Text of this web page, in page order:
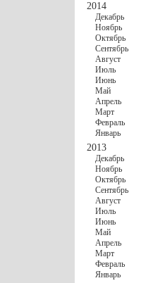
2014
Декабрь
Ноябрь
Октябрь
Сентябрь
Август
Июль
Июнь
Май
Апрель
Март
Февраль
Январь
2013
Декабрь
Ноябрь
Октябрь
Сентябрь
Август
Июль
Июнь
Май
Апрель
Март
Февраль
Январь